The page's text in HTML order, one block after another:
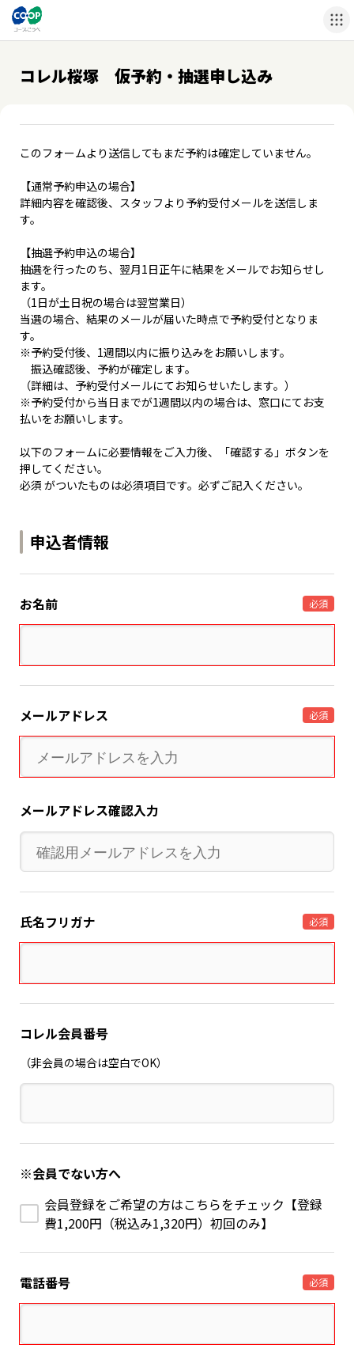
コレル桜塚 仮予約・抽選申し込み
このフォームより送信してもまだ予約は確定していません。
【通常予約申込の場合】
詳細内容を確認後、スタッフより予約受付メールを送信しま
す。
【抽選予約申込の場合】
抽選を行ったのち、翌月1日正午に結果をメールでお知らせし
ます。
（1日が土日祝の場合は翌営業日）
当選の場合、結果のメールが届いた時点で予約受付となりま
す。
※予約受付後、1週間以内に振り込みをお願いします。
振込確認後、予約が確定します。
（詳細は、予約受付メールにてお知らせいたします。）
※予約受付から当日までが1週間以内の場合は、窓口にてお支
払いをお願いします。
以下のフォームに必要情報をご入力後、「確認する」ボタンを
押してください。
必須 がついたものは必須項目です。必ずご記入ください。
申込者情報
お名前 必須
メールアドレス 必須
メールアドレス確認入力
氏名フリガナ 必須
コレル会員番号
（非会員の場合は空白でOK）
※会員でない方へ
会員登録をご希望の方はこちらをチェック【登録
費1,200円（税込み1,320円）初回のみ】
電話番号 必須